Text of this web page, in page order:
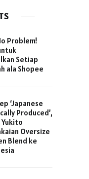
Problem!
Setiap
ala Shopee
‘Japanese
Produced’,
Yukito
Oversize
Blend ke